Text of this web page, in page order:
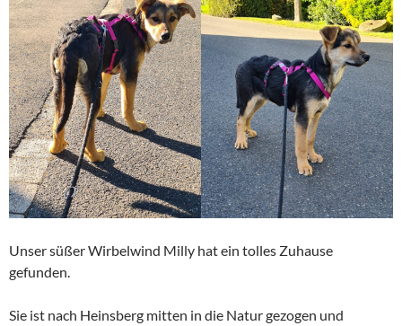
Unser süßer Wirbelwind Milly hat ein tolles Zuhause
gefunden.
Sie ist nach Heinsberg mitten in die Natur gezogen und